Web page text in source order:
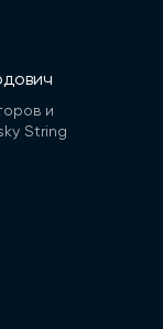
и
String